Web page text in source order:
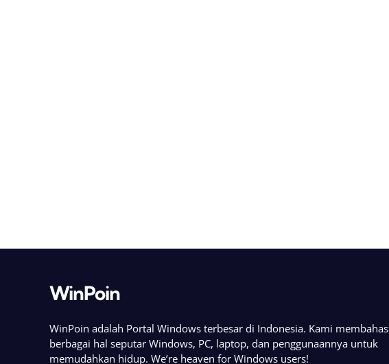
WinPoin
WinPoin adalah Portal Windows terbesar di Indonesia. Kami membahas
berbagai hal seputar Windows, PC, laptop, dan penggunaannya untuk
memudahkan hidup. We’re heaven for Windows users!